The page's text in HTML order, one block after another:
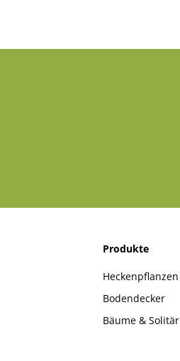
Produkte
Heckenpflanzen
Bodendecker
Bäume & Solitär